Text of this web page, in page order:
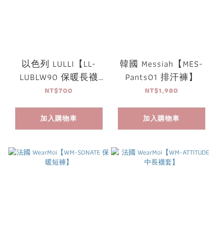
以色列 LULLI【LL-
LUBLW90 保暖長襪
套】
NT$700
加入購物車
韓國 Messiah【MES-
Pants01 排汗褲】
NT$1,980
加入購物車